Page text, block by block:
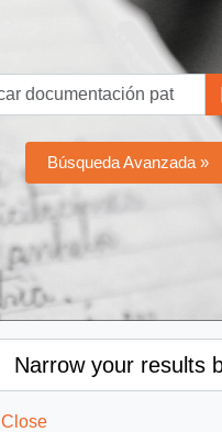
Búsqueda Avanzada »
Narrow your results
Close